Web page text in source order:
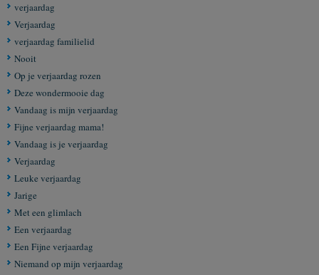
verjaardag
Verjaardag
verjaardag familielid
Nooit
Op je verjaardag rozen
Deze wondermooie dag
Vandaag is mijn verjaardag
Fijne verjaardag mama!
Vandaag is je verjaardag
Verjaardag
Leuke verjaardag
Jarige
Met een glimlach
Een verjaardag
Een Fijne verjaardag
Niemand op mijn verjaardag